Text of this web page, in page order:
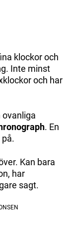
klockor och
Inte minst
och har
ovanliga
. En
Kan bara
har
sagt.